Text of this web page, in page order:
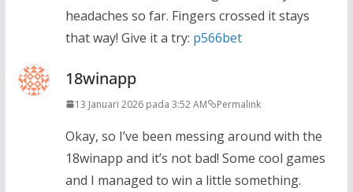
headaches so far. Fingers crossed it stays
that way! Give it a try: p566bet
18winapp
13 Januari 2026 pada 3:52 AM Permalink
Okay, so I’ve been messing around with the
18winapp and it’s not bad! Some cool games
and I managed to win a little something.